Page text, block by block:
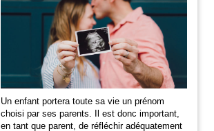
Un enfant portera toute sa vie un prénom
choisi par ses parents. Il est donc important,
en tant que parent, de réfléchir adéquatement